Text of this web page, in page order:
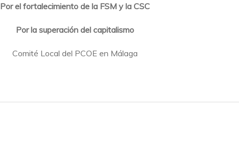
Por el fortalecimiento de la FSM y la CSC
Por la superación del capitalismo
Comité Local del PCOE en Málaga